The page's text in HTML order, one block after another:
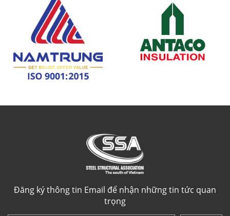
Đăng ký thông tin Email để nhận những tin tức quan
trọng